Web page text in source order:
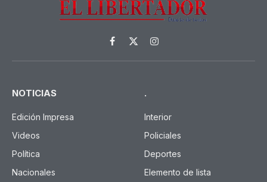
Facebook
X
(Twitter)
Instagram
NOTICIAS
Edición Impresa
Videos
Política
Nacionales
.
Interior
Policiales
Deportes
Elemento de lista